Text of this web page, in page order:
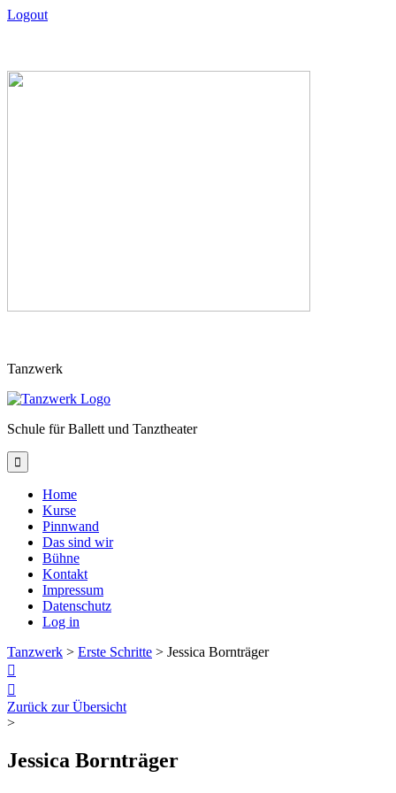
Logout
to
Tanzwerk
Schule für Ballett und Tanztheater

Home
Kurse
Pinnwand
Das sind wir
Bühne
Kontakt
Impressum
Datenschutz
Log in
Tanzwerk > Erste Schritte > Jessica Bornträger


Zurück zur Übersicht
>
Jessica Bornträger